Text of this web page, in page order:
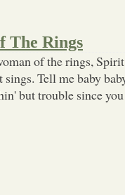
The Rings
of the rings,
Tell me baby
but trouble since